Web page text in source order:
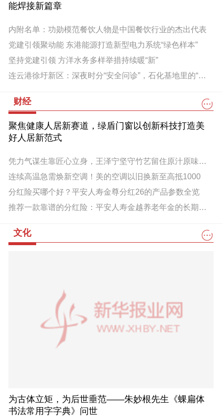
能焊接新篇章
内附名单：功勋模范餐饮人物是中国餐饮行业的杰出代表
党建引领聚动能 东港能源打造新型电力系统“绿色样本”
坚持党建引领 方洋水务多样举措持续暖“新”
连云港徐圩新区：深夜时分“安全问诊”，石化基地里的“红色电力医生”
财经
聚焦健康人居新赛道，绿盾门窗以创新科技打造美
好人居新范式
凭力气谋生靠匠心立身，王泽宁坚守竹艺留住原汁原味乡土
连续高温急需焕新空调！美的空调以旧换新至高抵1000
分红险买哪个好？平安人寿金尊分红26的产品参数全览
推荐一款靠谱的分红险：平安人寿金越养老年金的长期主义逻辑
文化
为古体立矩，为后世垂范——朱妙根先生《蜾扁体
书法常用字字典》问世